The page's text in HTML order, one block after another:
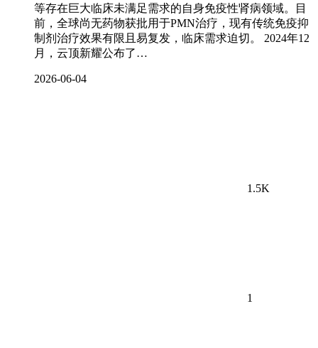
等存在巨大临床未满足需求的自身免疫性肾病领域。目
前，全球尚无药物获批用于PMN治疗，现有传统免疫抑
制剂治疗效果有限且易复发，临床需求迫切。 2024年12
月，云顶新耀公布了…
2026-06-04
1.5K
1